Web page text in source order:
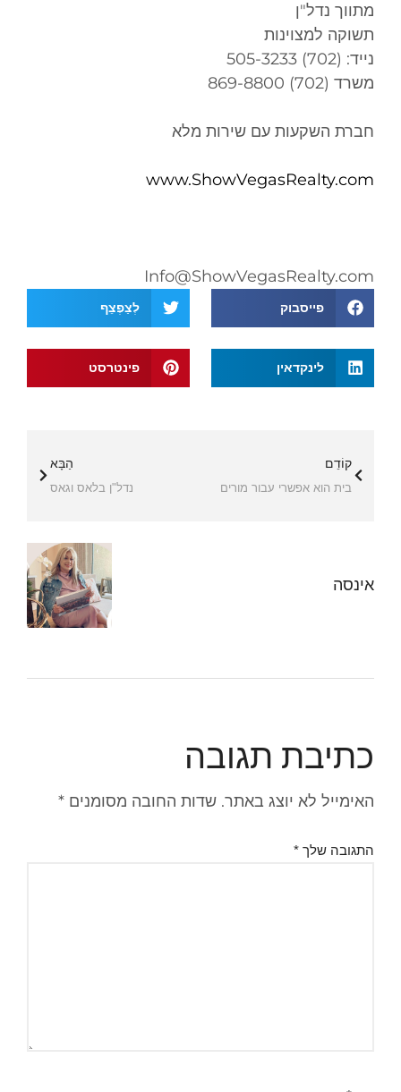
מתווך נדל"ן
תשוקה למצוינות
נייד: (702) 505-3233
משרד (702) 869-8800
חברת השקעות עם שירות מלא
www.ShowVegasRealty.com
Info@ShowVegasRealty.com
פייסבוק לְצַפְצֵף
לינקדאין פינטרסט
קוֹדֵם
בית הוא אפשרי עבור מורים
הַבָּא
נדל"ן בלאס וגאס
אינסה
כתיבת תגובה
האימייל לא יוצג באתר. שדות החובה מסומנים *
התגובה שלך *